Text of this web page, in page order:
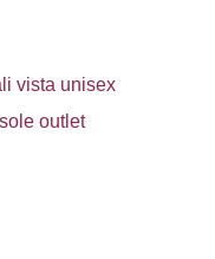
vista unisex
outlet